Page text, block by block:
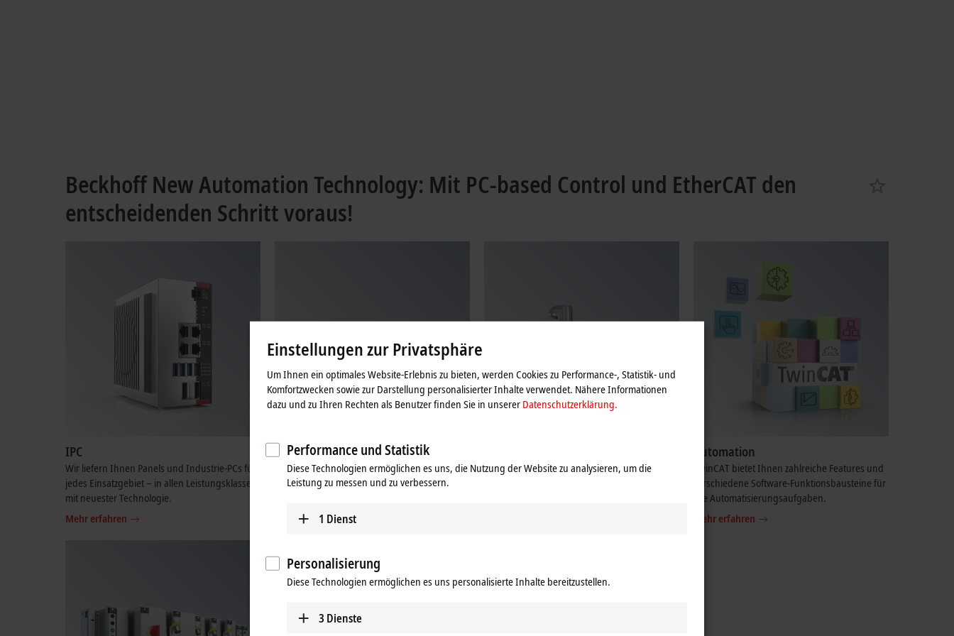
Beckhoff New Automation Technology: Mit PC-based Control und EtherCAT den
entscheidenden Schritt voraus!
IPC
Wir liefern Ihnen Panels und Industrie-PCs für
jedes Einsatzgebiet – in allen Leistungsklassen
mit neuester Technologie.
Mehr erfahren
I/O
Realisieren Sie mit unseren I/O-Komponenten
Ihre Anwendungen mit EtherCAT und anderen
Mehr erfahren
Unsere innovative Antriebstechnik eröffnet
Automation
TwinCAT bietet Ihnen zahlreiche Features und
verschiedene Software-Funktionsbausteine für
alle Automatisierungsaufgaben.
Mehr erfahren
Einstellungen zur Privatsphäre
Um Ihnen ein optimales Website-Erlebnis zu bieten, werden Cookies zu Performance-, Statistik- und
Komfortzwecken sowie zur Darstellung personalisierter Inhalte verwendet. Nähere Informationen
dazu und zu Ihren Rechten als Benutzer finden Sie in unserer Datenschutzerklärung.
Performance und Statistik
Diese Technologien ermöglichen es uns, die Nutzung der Website zu analysieren, um die
Leistung zu messen und zu verbessern.
1 Dienst
Personalisierung
Diese Technologien ermöglichen es uns personalisierte Inhalte bereitzustellen.
3 Dienste